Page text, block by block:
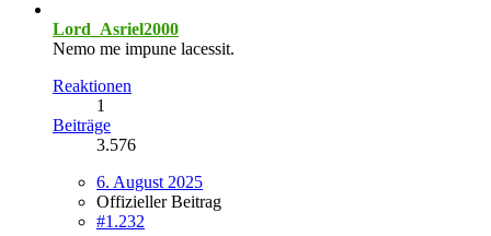
Lord_Asriel2000
Nemo me impune lacessit.
Reaktionen
1
Beiträge
3.576
6. August 2025
Offizieller Beitrag
#1.232